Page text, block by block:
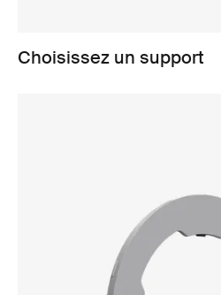
Choisissez un support